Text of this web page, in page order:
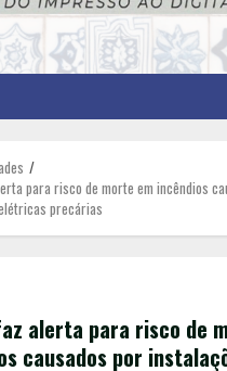
para risco de morte em incêndios
precárias
alerta para risco de
causados por